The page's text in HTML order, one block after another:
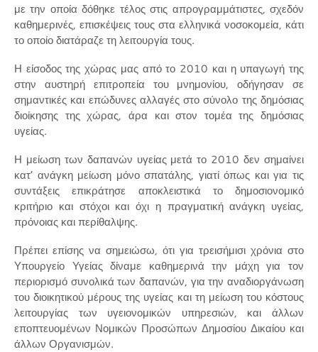
με την οποία δόθηκε τέλος στις απρογραμμάτιστες, σχεδόν
καθημερινές, επισκέψεις τους στα ελληνικά νοσοκομεία, κάτι
το οποίο διατάραζε τη λειτουργία τους.
Η είσοδος της χώρας μας από το 2010 και η υπαγωγή της
στην αυστηρή επιτροπεία του μνημονίου, οδήγησαν σε
σημαντικές και επώδυνες αλλαγές στο σύνολο της δημόσιας
διοίκησης της χώρας, άρα και στον τομέα της δημόσιας
υγείας.
Η μείωση των δαπανών υγείας μετά το 2010 δεν σημαίνει
κατ’ ανάγκη μείωση μόνο σπατάλης, γιατί όπως και για τις
συντάξεις επικράτησε αποκλειστικά το δημοσιονομικό
κριτήριο και στόχοι και όχι η πραγματική ανάγκη υγείας,
πρόνοιας και περίθαλψης.
Πρέπει επίσης να σημειώσω, ότι για τρεισήμισι χρόνια στο
Υπουργείο Υγείας δίναμε καθημερινά την μάχη για τον
περιορισμό συνολικά των δαπανών, για την αναδιοργάνωση
του διοικητικού μέρους της υγείας και τη μείωση του κόστους
λειτουργίας των υγειονομικών υπηρεσιών, και άλλων
εποπτευομένων Νομικών Προσώπων Δημοσίου Δικαίου και
άλλων Οργανισμών.